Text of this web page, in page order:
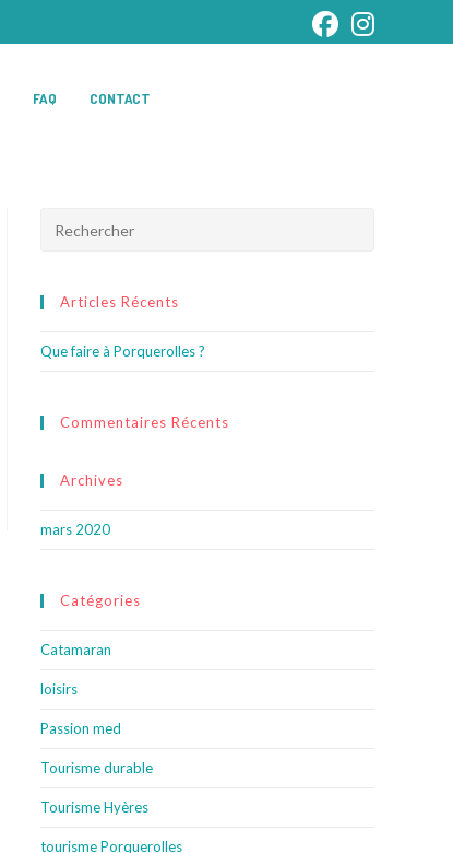
FAQ CONTACT
Articles Récents
Que faire à Porquerolles ?
Commentaires Récents
Archives
mars 2020
Catégories
Catamaran
loisirs
Passion med
Tourisme durable
Tourisme Hyères
tourisme Porquerolles